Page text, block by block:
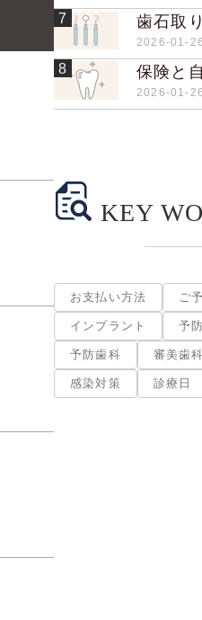
7
2026-01-26
8
2026-01-26
KEY
お支払い方法 ご
インプラント 予
予防歯科 審美歯科
感染対策 診療日